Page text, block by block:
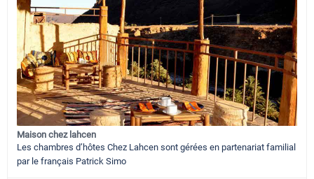
Maison chez lahcen
Les chambres d’hôtes Chez Lahcen sont gérées en partenariat familial
par le français Patrick Simo